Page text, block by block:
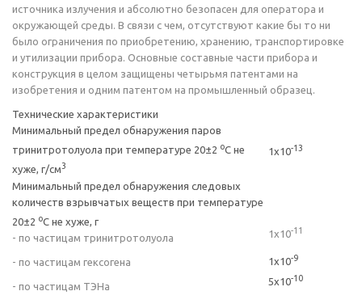
источника излучения и абсолютно безопасен для оператора и
окружающей среды. В связи с чем, отсутствуют какие бы то ни
было ограничения по приобретению, хранению, транспортировке
и утилизации прибора. Основные составные части прибора и
конструкция в целом защищены четырьмя патентами на
изобретения и одним патентом на промышленный образец.
Технические характеристики
Минимальный предел обнаружения паров
тринитротолуола при температуре 20±2 оС не
хуже, г/см3
1х10-13
Минимальный предел обнаружения следовых
количеств взрывчатых веществ при температуре
20±2 оС не хуже, г
- по частицам тринитротолуола
- по частицам гексогена
- по частицам ТЭНа
1х10-11
1х10-9
5х10-10